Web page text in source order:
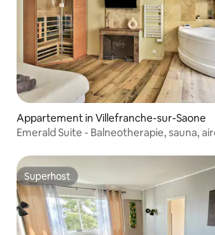
Appartement in Villefranche-sur-Saone
Emerald Suite - Balneotherapie, sauna,
Superhost
Superhost